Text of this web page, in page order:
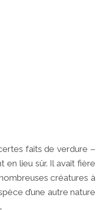
faits de verdure –
en lieu sûr. Il avait fière
créatures à
d’une autre nature